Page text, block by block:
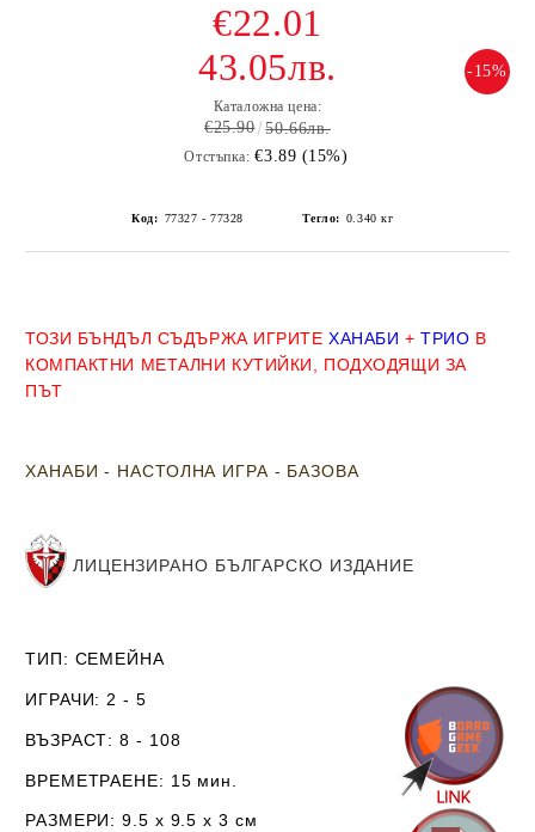
-15%
€22.01
43.05лв.
Каталожна цена:
€25.90 50.66лв.
Отстъпка: €3.89 (15%)
Код: 77327 - 77328 Тегло: 0.340 кг
ТОЗИ БЪНДЪЛ СЪДЪРЖА ИГРИТЕХАНАБИ +ТРИО В
КОМПАКТНИ МЕТАЛНИ КУТИЙКИ, ПОДХОДЯЩИ ЗА
ПЪТ
ХАНАБИ - НАСТОЛНА ИГРА - БАЗОВА
ЛИЦЕНЗИРАНО БЪЛГАРСКО ИЗДАНИЕ
ТИП: СЕМЕЙНА
ИГРАЧИ: 2 - 5
ВЪЗРАСТ: 8 - 108
ВРЕМЕТРАЕНЕ: 15 мин.
РАЗМЕРИ: 9.5 х 9.5 х 3 см